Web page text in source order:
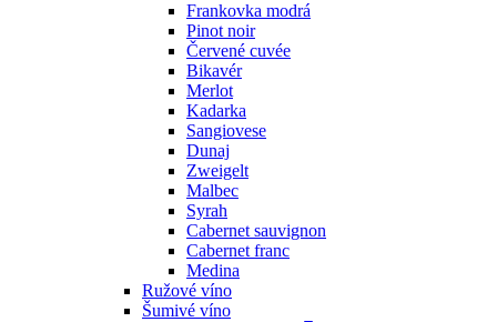
Frankovka modrá
Pinot noir
Červené cuvée
Bikavér
Merlot
Kadarka
Sangiovese
Dunaj
Zweigelt
Malbec
Syrah
Cabernet sauvignon
Cabernet franc
Medina
Ružové víno
Šumivé víno